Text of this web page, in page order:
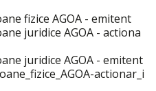
fizice AGOA - emitent
juridice AGOA - actiona
juridice AGOA - emitent
actionar_i